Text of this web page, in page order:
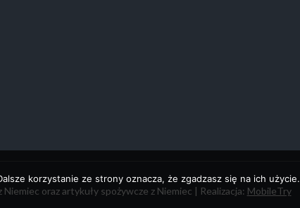
korzystanie ze strony oznacza, że zgadzasz się na ich użycie.
oraz artykuły spożywcze z Niemiec | Realizacja: MobileTry